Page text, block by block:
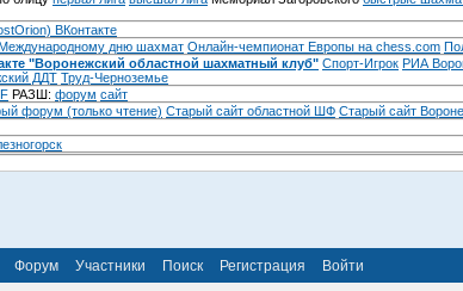
ВКонтакте
дню шахмат Онлайн-чемпионат Европы на chess.com
"Воронежский областной шахматный клуб" Спорт-Игрок РИА
ДДТ Труд-Черноземье
РАЗШ: форум сайт
форум (только чтение) Старый сайт областной ШФ Старый сайт
Форум Участники Поиск Регистрация Войти